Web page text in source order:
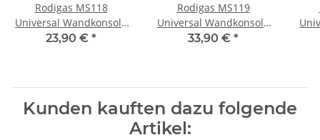
Rodigas MS118
Universal Wandkonsole
für Klimaanlagen und
23,90 € *
Rodigas MS119
Universal Wandkonsole
für Klimaanlagen und
33,90 € *
Kunden kauften dazu folgende
Artikel: